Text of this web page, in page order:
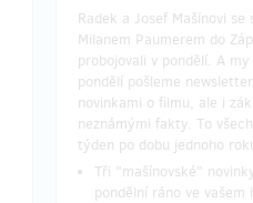
Radek a Josef Mašínovi se
Milanem Paumerem do
probojovali v pondělí. A
pondělí pošleme
novinkami o filmu, ale i
neznámými fakty. To
týden po dobu jednoho
​Tři "mašínovské"
pondělní ráno ve vašem